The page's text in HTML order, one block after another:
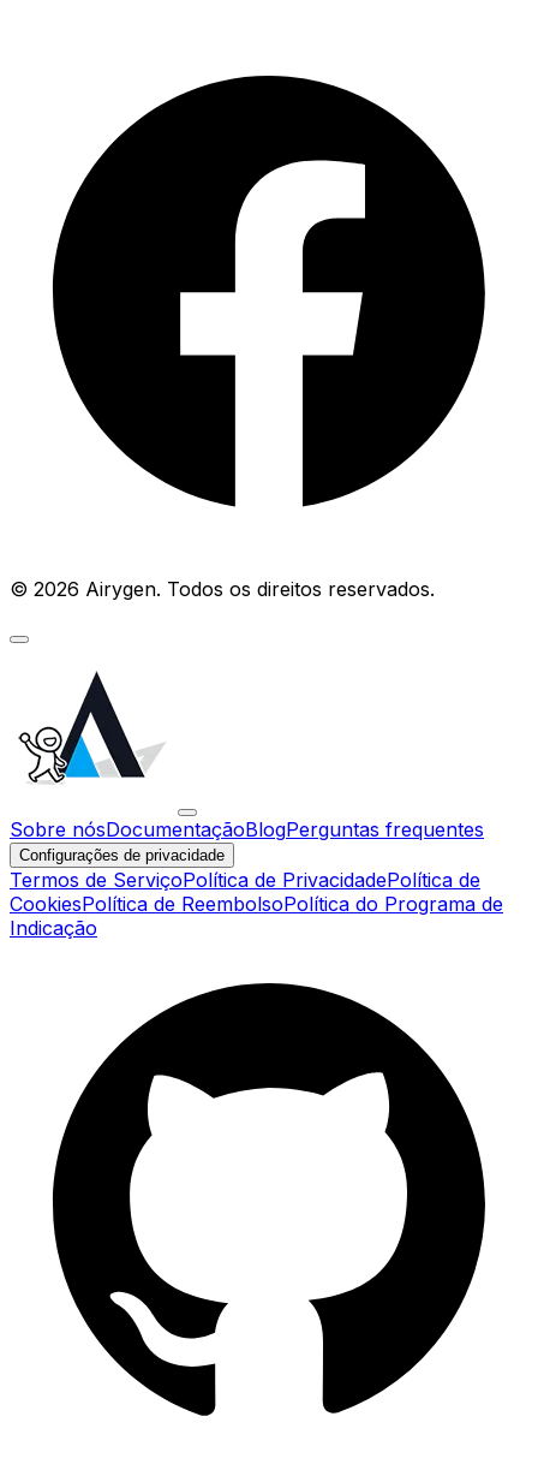
© 2026 Airygen. Todos os direitos reservados.
Sobre nósDocumentaçãoBlogPerguntas frequentes
Configurações de privacidade
Termos de ServiçoPolítica de PrivacidadePolítica de
CookiesPolítica de ReembolsoPolítica do Programa de
Indicação